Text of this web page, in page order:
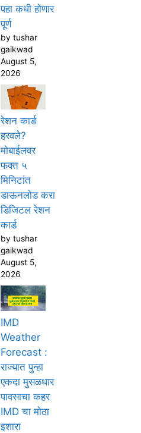
पहा कधी होणार
पूर्ण
by tushar
gaikwad
August 5,
2026
रेशन कार्ड
हरवले?
मोबाईलवर
फक्त ५
मिनिटांत
डाऊनलोड करा
डिजिटल रेशन
कार्ड
by tushar
gaikwad
August 5,
2026
IMD
Weather
Forecast :
राज्यात पुन्हा
एकदा मुसळधार
पावसाचा कहर
IMD चा मोठा
इशारा